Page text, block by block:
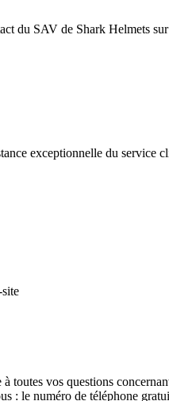
du SAV de Shark Helmets
exceptionnelle du
vos questions
le numéro de téléphone